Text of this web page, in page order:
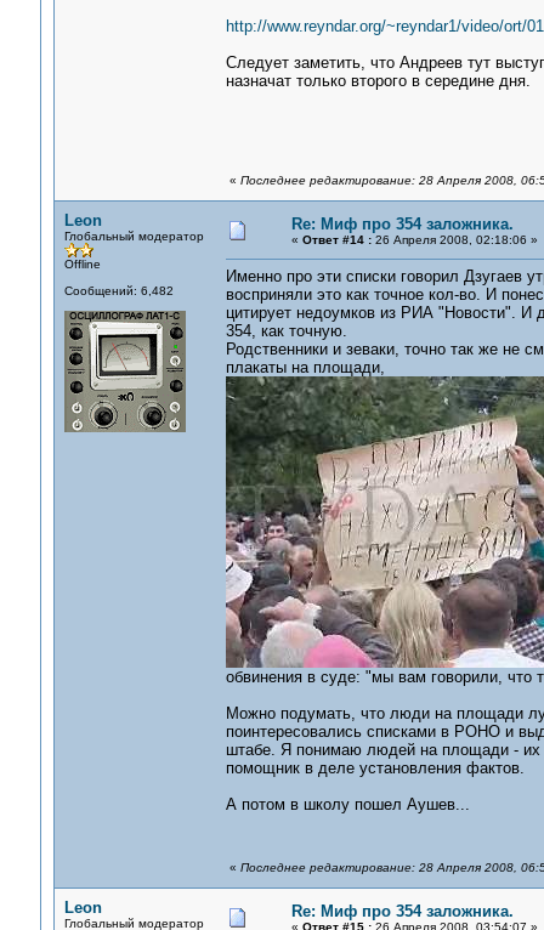
http://www.reyndar.org/~reyndar1/video/ort/
Следует заметить, что Андреев тут
назначат только второго в середине дня.
« Последнее редактирование: 28 Апреля 2008,
Leon
Глобальный модератор
Offline
Сообщений: 6,482
Re: Миф про 354 заложника.
« Ответ #14 :26 Апреля 2008, 02:18:06 »
Именно про эти списки говорил Дзугаев
восприняли это как точное кол-во. И
цитирует недоумков из РИА "Новости". И
354, как точную.
Родственники и зеваки, точно так же не
плакаты на площади,
обвинения в суде: "мы вам говорили, что
Можно подумать, что люди на площади
поинтересовались списками в РОНО и
штабе. Я понимаю людей на площади - их
помощник в деле установления фактов.
А потом в школу пошел Аушев...
« Последнее редактирование: 28 Апреля 2008,
Leon
Глобальный модератор
Re: Миф про 354 заложника.
« Ответ #15 :26 Апреля 2008, 03:54:07 »